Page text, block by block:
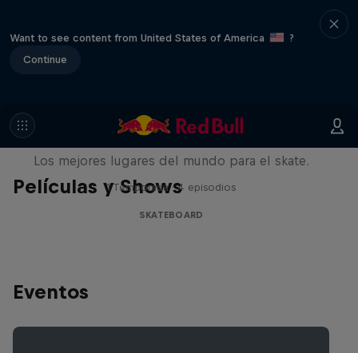
Want to see content from United States of America
?
Continue
Películas y Shows
Skate Escape
Los mejores lugares del mundo para el skate.
1 Temporada · 4 episodios
SKATEBOARD
Eventos